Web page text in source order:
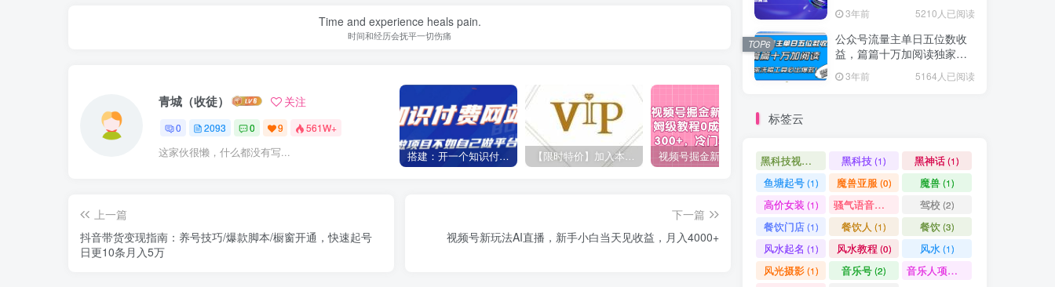
Time and experience heals pain.
时间和经历会抚平一切伤痛
青城（收徒） 关注
0 2093 0 9 561W+
这家伙很懒，什么都没有写... 搭建：开一个知识付费资源网站，24小时全自动赚钱！ 【限时特价】加入本站VIP会员，海量最新各大团队网赚内部教程全免费，每天持续更新！ 视频号掘金新玩法教程,0成本，日入300+，冷门暴力引流 2024多多运营必听的12节课，全程干货，玩法实操，爆款方案尽在掌握
上一篇
抖音带货变现指南：养号技巧/爆款脚本/橱窗开通，快速起号
日更10条月入5万
下一篇
视频号新玩法AI直播，新手小白当天见收益，月入4000+
3年前 5210人已阅读
公众号流量主单日五位数收
益，篇篇十万加阅读独家洗
稿工具必出爆款！
3年前 5164人已阅读
TOP6
标签云
黑科技视频搬运 (1)黑科技(1) 黑神话(1)
鱼塘起号(1) 魔兽亚服 (0) 魔兽(1)
高价女装 (1) 骚气语音包 驾校 (2)
餐饮门店(1) 餐饮人 (1) 餐饮(3)
风水起名 (1) 风水教程 (0) 风水 (1)
风光摄影(1) 音乐号(2) 音乐人项目